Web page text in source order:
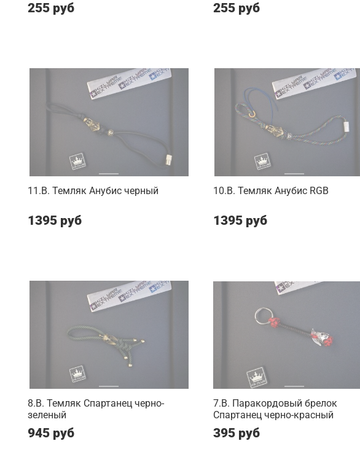
255 руб 255 руб
11.B. Темляк Анубис черный
1395 руб
10.B. Темляк Анубис RGB
1395 руб
8.B. Темляк Спартанец черно-
зеленый
945 руб
7.B. Паракордовый брелок
Спартанец черно-красный
395 руб